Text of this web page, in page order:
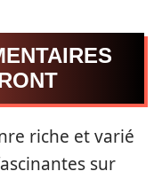
riche et varié
sur